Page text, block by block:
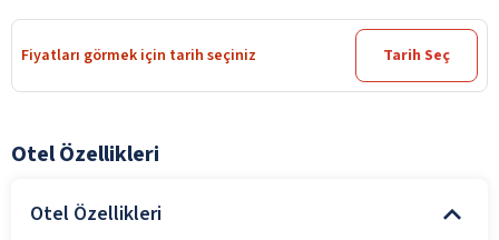
Fiyatları görmek için tarih seçiniz Tarih Seç
Otel Özellikleri
Otel Özellikleri